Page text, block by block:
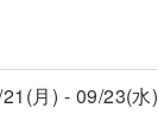
月) - 09/23(水)